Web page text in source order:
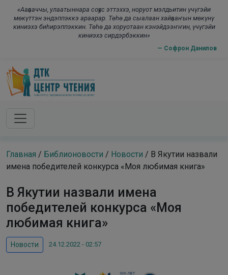
«Ааҕааччы, улаатыннара соҕус эттэххэ, норуот мэлдьитин үчүгэйи
мөкүттэн эндэппэккэ араарар. Төһө да сыалаан хайҕааҥын мөкүнү
киниэхэ биһирэппэккин. Төһө да хоруотаан кэнэйдээҥҥин, үчүгэйи
киниэхэ сирдэрбэккин»
— Софрон Данилов
Skip to main content
Главная / Библионовости / Новости / В Якутии назвали
имена победителей конкурса «Моя любимая книга»
В Якутии назвали имена
победителей конкурса «Моя
любимая книга»
Новости 24.12.2022 - 02:57